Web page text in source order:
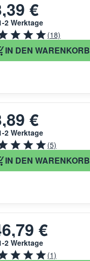
€
2 Werktage
(18)
IN DEN WARENKORB
€
2 Werktage
(5)
IN DEN WARENKORB
€
2 Werktage
(1)